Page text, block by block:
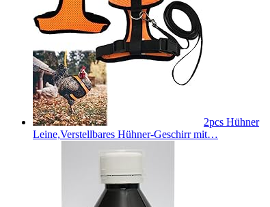
2pcs Hühner
Leine,Verstellbares Hühner-Geschirr mit…